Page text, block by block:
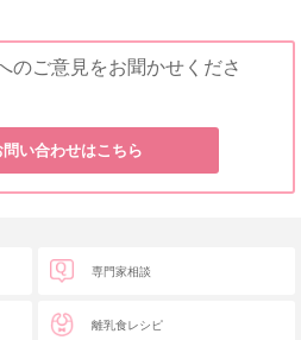
のご意見をお聞かせくださ
い合わせはこちら
専門家相談
離乳食レシピ